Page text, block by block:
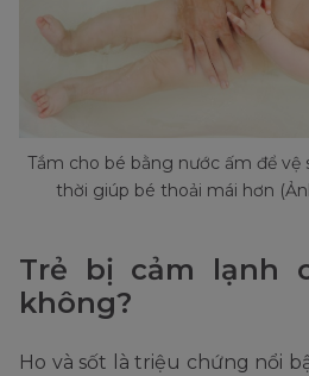
Tắm cho bé bằng nước ấm để
thời giúp bé thoải mái hơn
Trẻ bị cảm lạnh
không?
Ho và sốt là triệu chứng nổi